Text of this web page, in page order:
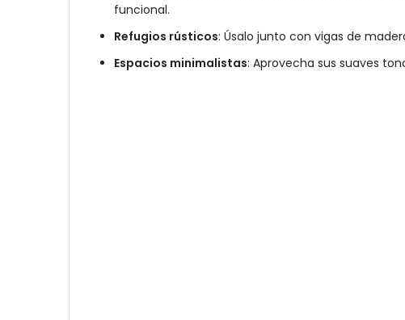
funcional.
Refugios rústicos: Úsalo junto con vigas de
Espacios minimalistas: Aprovecha sus suaves